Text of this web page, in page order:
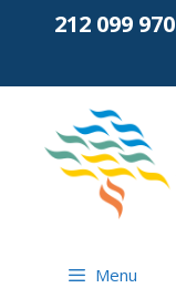
212 099 970
Menu